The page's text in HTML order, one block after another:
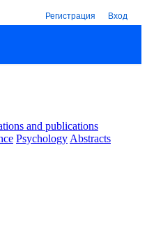
Регистрация Вход
and publications
Psychology Abstracts